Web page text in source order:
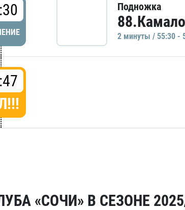
Подножка
2 минуты / 55:30 -
«СОЧИ» В СЕЗОНЕ